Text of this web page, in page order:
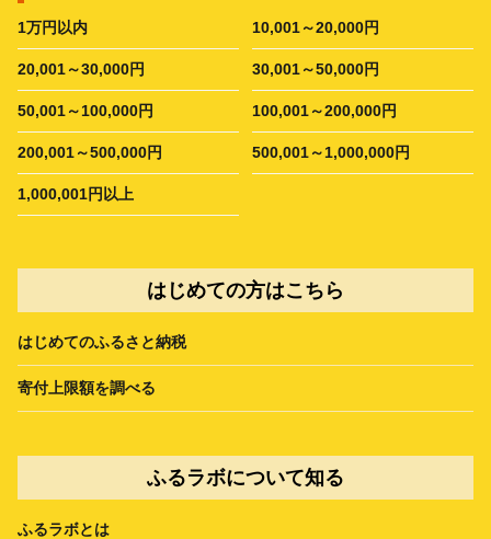
1万円以内 10,001～20,000円
20,001～30,000円 30,001～50,000円
50,001～100,000円 100,001～200,000円
200,001～500,000円 500,001～1,000,000円
1,000,001円以上
はじめての方はこちら
はじめてのふるさと納税
寄付上限額を調べる
ふるラボについて知る
ふるラボとは